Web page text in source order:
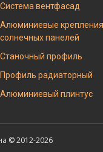
Система вентфасад
Алюминиевые
солнечных панелей
Станочный профиль
Профиль радиаторный
Алюминиевый плинтус
© 2012-2026